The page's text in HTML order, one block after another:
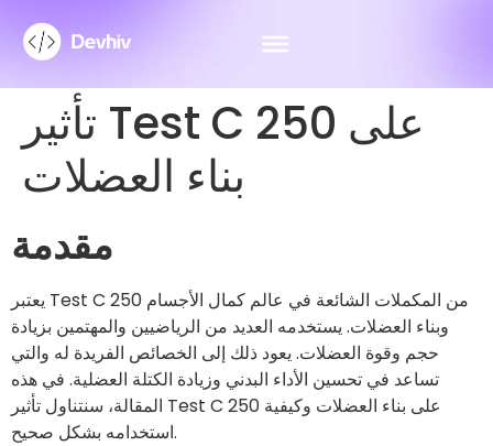
تأثير Test C 250 على
بناء العضلات
مقدمة
يعتبر Test C 250 من المكملات الشائعة في عالم كمال الأجسام
وبناء العضلات. يستخدمه العديد من الرياضيين والمهتمين بزيادة
حجم وقوة العضلات. يعود ذلك إلى الخصائص الفريدة له والتي
تساعد في تحسين الأداء البدني وزيادة الكتلة العضلية. في هذه
المقالة، سنتناول تأثير Test C 250 على بناء العضلات وكيفية
استخدامه بشكل صحيح.